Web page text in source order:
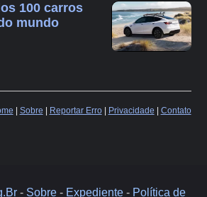
100 carros
mundo
Sobre Reportar Erro| Privacidade Contato
- Sobre- Expediente- Política de